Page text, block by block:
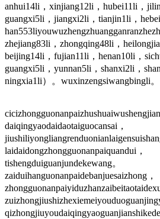
anhui14li，xinjiang12li，hubei11li，
guangxi5li，jiangxi2li，tianjin1li，
zhejiang83li，zhongqing48li，
beijing14li，fujian11li，henan10li，
guangxi5li，yunnan5li，shanxi2li，
ningxia1li）。wuxinzengsiwangbingli
daiqingyaodaidaotaiguocansai，
laidaidongzhongguonanpaiquandui，
tishengduiguanjundekewang。
zaiduihanguonanpaidebanjuesaizhong，